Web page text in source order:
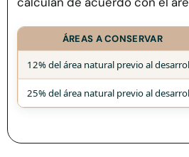
ÁREAS A CONSERVAR
12% del área natural previo al
25% del área natural previo al